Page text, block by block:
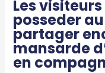
Les
posseder
partager
mansarde
en